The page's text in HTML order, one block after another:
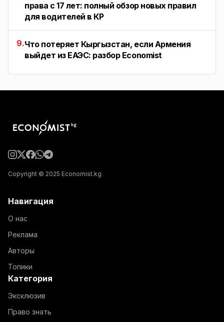
права с 17 лет: полный обзор новых правил
для водителей в КР
9.Что потеряет Кыргызстан, если Армения
выйдет из ЕАЭС: разбор Economist
Copyright © 2025 Economist.kg
Навигация
О нас
Реклама
Авторы
Топики
Категория
Эксклюзив
Право знать